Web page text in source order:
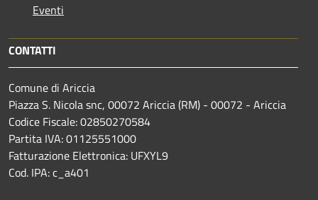
Eventi
CONTATTI
Comune di Ariccia
Piazza S. Nicola snc, 00072 Ariccia (RM) - 00072 - Ariccia
Codice Fiscale: 02850270584
Partita IVA: 01125551000
Fatturazione Elettronica: UFXYL9
Cod. IPA: c_a401